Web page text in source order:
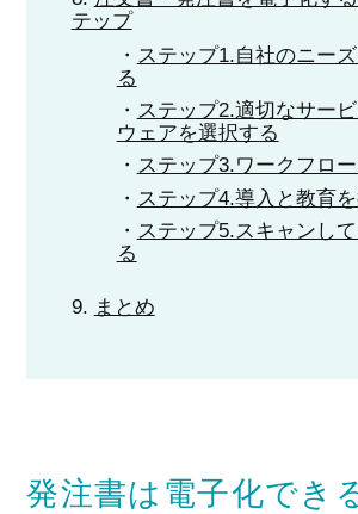
テップ
ステップ1.自社のニー
る
ステップ2.適切なサー
ウェアを選択する
ステップ3.ワークフロ
ステップ4.導入と教育を
ステップ5.スキャンし
る
まとめ
発注書は電子化でき